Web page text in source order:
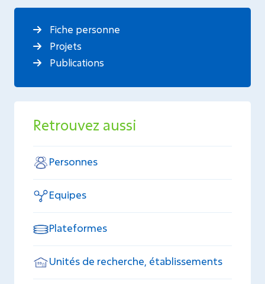
Fiche personne
Projets
Publications
Retrouvez aussi
Personnes
Equipes
Plateformes
Unités de recherche, établissements